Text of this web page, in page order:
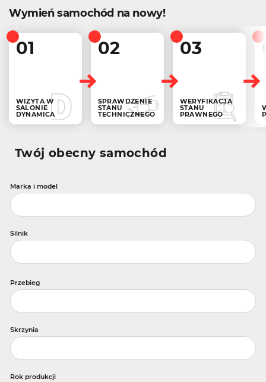
Wymień samochód na nowy!
01
WIZYTA W
SALONIE
DYNAMICA
02
SPRAWDZENIE
STANU
TECHNICZNEGO
03
WERYFIKACJA
STANU
PRAWNEGO
Twój obecny samochód
Marka i model
Silnik
Przebieg
Skrzynia
Rok produkcji